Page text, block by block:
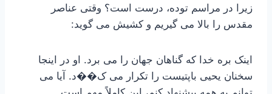
زیرا در مراسم توده، درست است؟ وقتی عناصر
مقدس را بالا می گیریم و کشیش می گوید:
اینک بره خدا که گناهان جهان را می برد. او در اینجا
سخنان یحیی باپتیست را تکرار می ک��د. آیا می